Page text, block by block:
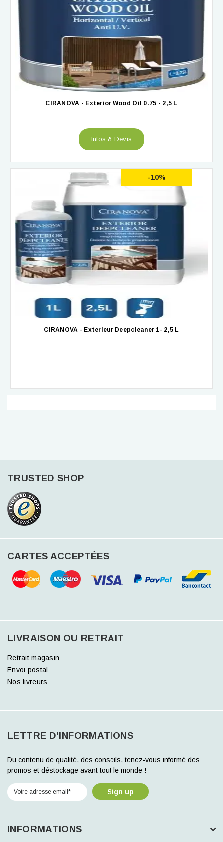
CIRANOVA - Exterior Wood Oil 0.75 - 2,5 L
Infos & Devis
-10%
CIRANOVA - Exterieur Deepcleaner 1- 2,5 L
TRUSTED SHOP
CARTES ACCEPTÉES
LIVRAISON OU RETRAIT
Retrait magasin
Envoi postal
Nos livreurs
LETTRE D'INFORMATIONS
Du contenu de qualité, des conseils, tenez-vous informé des
promos et déstockage avant tout le monde !
Sign up
INFORMATIONS